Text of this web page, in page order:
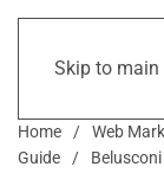
Skip to main
Home
Web
Guide